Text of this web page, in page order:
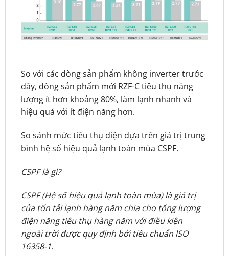
So với các dòng sản phẩm không inverter trước
đây, dòng sẵn phẩm mới RZF-C tiêu thụ năng
lượng ít hơn khoảng 80%, làm lạnh nhanh và
hiệu quả với ít điện năng hơn.
So sánh mức tiêu thụ điện dựa trên giá trị trung
bình hệ số hiệu quả lạnh toàn mùa CSPF.
CSPF là gì?
CSPF (Hệ số hiệu quả lạnh toàn mùa) là giá trị
của tổn tải lạnh hàng năm chia cho tổng lượng
điện năng tiêu thụ hàng năm với điều kiện
ngoài trời được quy định bởi tiêu chuẩn lSO
16358-1.